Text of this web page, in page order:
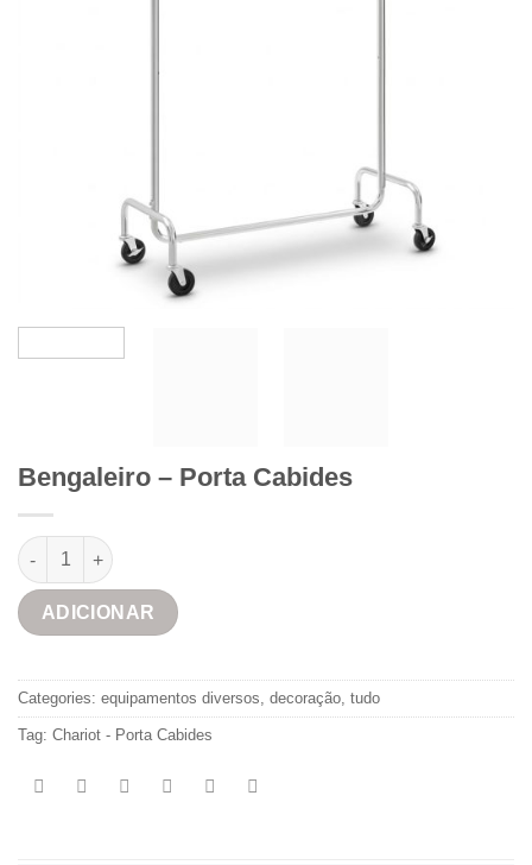
Bengaleiro – Porta Cabides
Bengaleiro – Porta Cabides quantidade
ADICIONAR
Categories: equipamentos diversos decoração tudo
Tag: Chariot - Porta Cabides